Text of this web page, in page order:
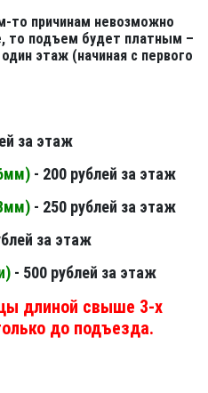
то причинам невозможно
то подъем будет платным –
этаж (начиная с первого
за этаж
) - 200 рублей за этаж
) - 250 рублей за этаж
за этаж
- 500 рублей за этаж
длиной свыше 3-х
до подъезда.